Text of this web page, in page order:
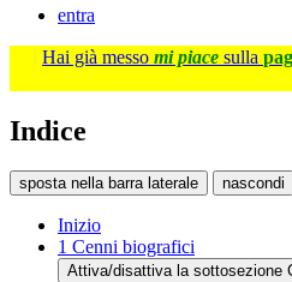
entra
Hai già messo mi piace sulla
Indice
sposta nella barra laterale nascondi
Inizio
1 Cenni biografici
Attiva/disattiva la sottosezione